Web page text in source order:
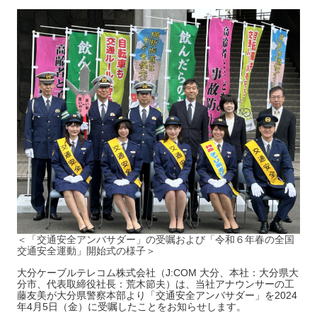
＜「交通安全アンバサダー」の受嘱および「令和６年春の全国
交通安全運動」開始式の様子＞
大分ケーブルテレコム株式会社（J:COM 大分、本社：大分県大
分市、代表取締役社長：荒木節夫）は、当社アナウンサーの工
藤友美が大分県警察本部より「交通安全アンバサダー」を2024
年4月5日（金）に受嘱したことをお知らせします。